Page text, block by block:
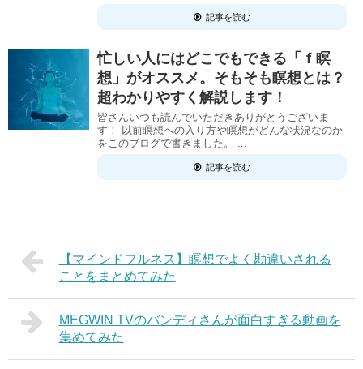
記事を読む
忙しい人にはどこでもできる「ｆ瞑
想」がオススメ。そもそも瞑想とは？
超わかりやすく解説します！
皆さんいつも読んでいただきありがとうございま
す！ 以前瞑想への入り方や瞑想がどんな状況なのか
をこのブログで書きました。 ...
記事を読む
【マインドフルネス】瞑想でよく勘違いされる
ことをまとめてみた
MEGWIN TVのバンディさんが面白すぎる動画を
集めてみた